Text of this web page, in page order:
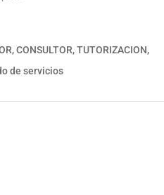
CONSULTOR, TUTORIZACION,
de servicios